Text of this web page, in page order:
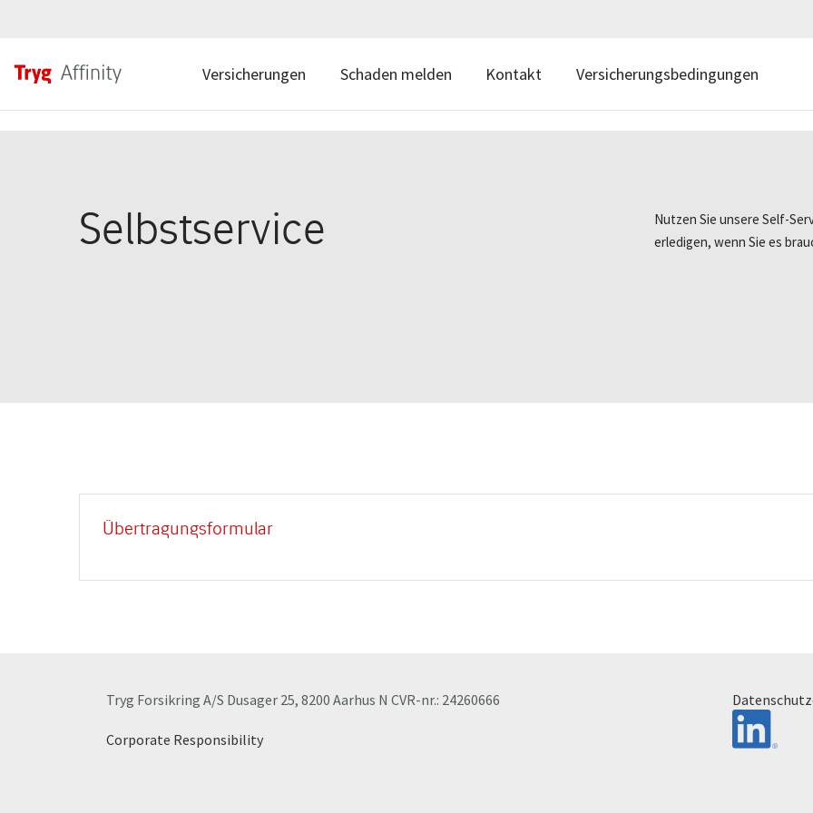
Versicherungen Schaden melden Kontakt Versicherungsbedingungen
Selbstservice
Nutzen Sie unsere Self-
erledigen, wenn Sie es
Übertragungsformular
Tryg Forsikring A/S Dusager 25, 8200 Aarhus N CVR-nr.: 24260666
Corporate Responsibility